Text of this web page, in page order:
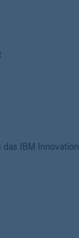
IBM Innovation